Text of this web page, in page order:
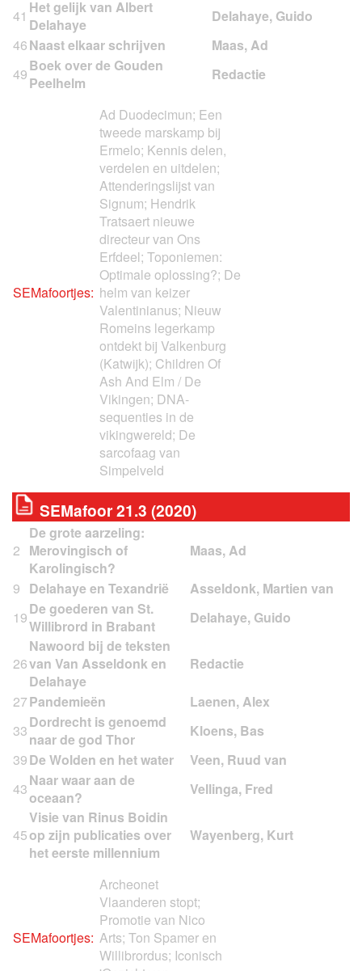
41 Het gelijk van Albert
Delahaye
46Naast elkaar schrijven
49Boek over de Gouden
Peelhelm
SEMafoortjes:
Ad Duodecimun; Een
tweede marskamp bij
Ermelo; Kennis delen,
verdelen en uitdelen;
Attenderingslijst van
Signum; Hendrik
Tratsaert nieuwe
directeur van Ons
Erfdeel; Toponiemen:
Optimale oplossing?; De
helm van keizer
Valentinianus; Nieuw
Romeins legerkamp
ontdekt bij Valkenburg
(Katwijk); Children Of
Ash And Elm / De
Vikingen; DNA-
sequenties in de
vikingwereld; De
sarcofaag van
Simpelveld
SEMafoor 21.3 (2020)
2
De grote aarzeling:
Merovingisch of
Karolingisch?
9 Delahaye en Texandrië
19De goederen van St.
Willibrord in Brabant
26
Nawoord bij de teksten
van Van Asseldonk en
Delahaye
27Pandemieën
33Dordrecht is genoemd
naar de god Thor
39De Wolden en het water
43Naar waar aan de
oceaan?
45
Visie van Rinus Boidin
op zijn publicaties over
het eerste millennium
SEMafoortjes:
Archeonet
Vlaanderen stopt;
Promotie van Nico
Arts; Ton Spamer en
Willibrordus; Iconisch